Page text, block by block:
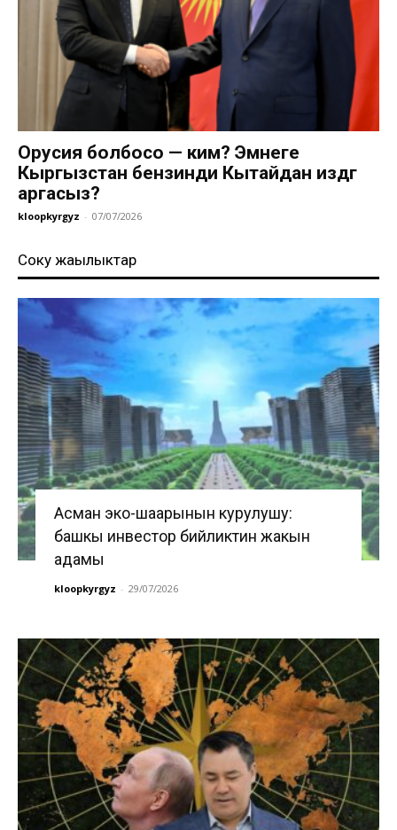
Орусия болбосо — ким? Эмнеге
Кыргызстан бензинди Кытайдан издөөгө
аргасыз?
kloopkyrgyz - 07/07/2026
Соңку жаңылыктар
Асман эко-шаарынын курулушу:
башкы инвестор бийликтин жакын
адамы
kloopkyrgyz - 29/07/2026